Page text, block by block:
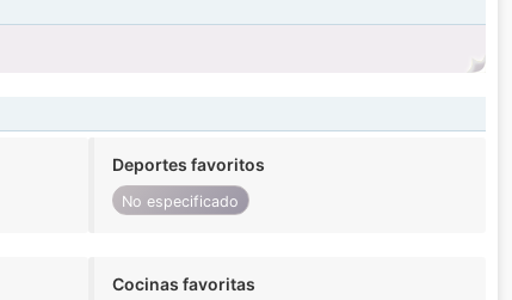
Deportes favoritos
No especificado
Cocinas favoritas